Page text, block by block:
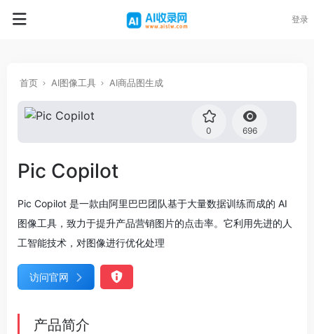
登录
首页 AI图像工具 AI商品图生成
0 696
Pic Copilot
Pic Copilot 是一款由阿里巴巴团队基于大量数据训练而成的 AI
图像工具，致力于提升产品营销图片的点击率。它利用先进的人
工智能技术，对图像进行优化处理
访问官网
产品简介